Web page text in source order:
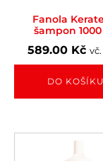
Fanola
šampon
589.00 Kč
DO KOŠÍKU